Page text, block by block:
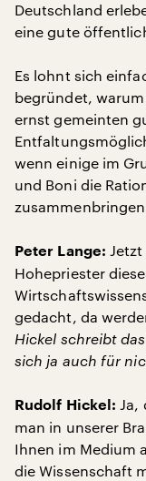
Deutschland
eine gute
Es lohnt sich
begründet,
ernst gemeinten
wenn einige im
und Boni die
Peter Lange: Jetzt
Hohepriester
gedacht, da
Hickel schreibt
sich ja auch für
Rudolf Hickel: Ja,
man in unserer
Ihnen im Medium
die Wissenschaft